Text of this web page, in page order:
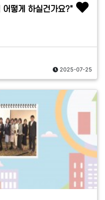
어떻게 하실건가요?"
2025-07-25